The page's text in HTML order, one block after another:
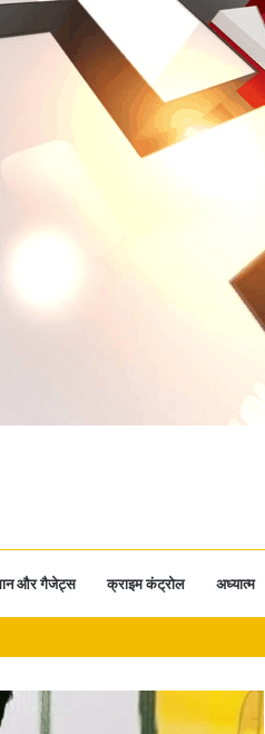
और गैजेट्स क्राइम कंट्रोल अध्यात्म
येत राम साहू